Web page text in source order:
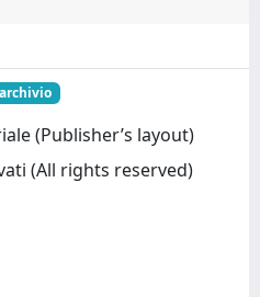
(Publisher’s layout)
(All rights reserved)